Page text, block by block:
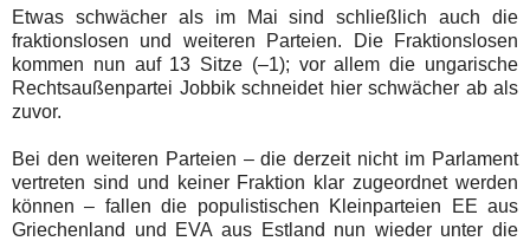
Etwas schwächer als im Mai sind schließlich auch die
fraktionslosen und weiteren Parteien. Die Fraktionslosen
kommen nun auf 13 Sitze (–1); vor allem die ungarische
Rechtsaußenpartei Jobbik schneidet hier schwächer ab als
zuvor.
Bei den weiteren Parteien – die derzeit nicht im Parlament
vertreten sind und keiner Fraktion klar zugeordnet werden
können – fallen die populistischen Kleinparteien EE aus
Griechenland und EVA aus Estland nun wieder unter die